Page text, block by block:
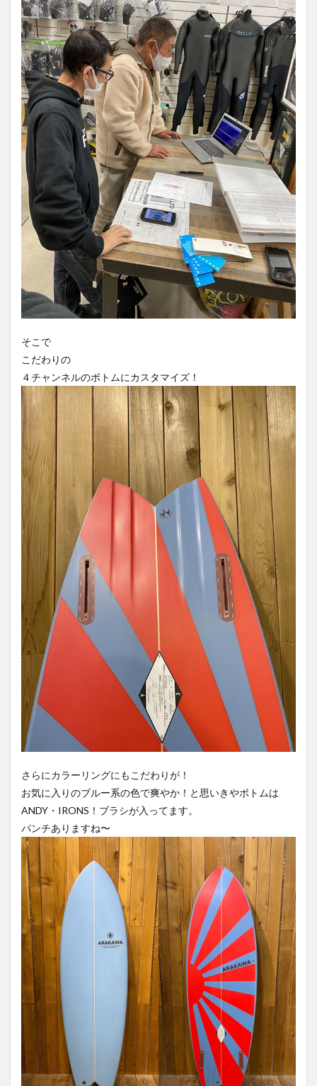
そこで
こだわりの
４チャンネルのボトムにカスタマイズ！
さらにカラーリングにもこだわりが！
お気に入りのブルー系の色で爽やか！と思いきやボトムは
ANDY・IRONS！ブラシが入ってます。
パンチありますね〜